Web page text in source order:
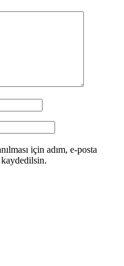
için adım, e-posta
kaydedilsin.